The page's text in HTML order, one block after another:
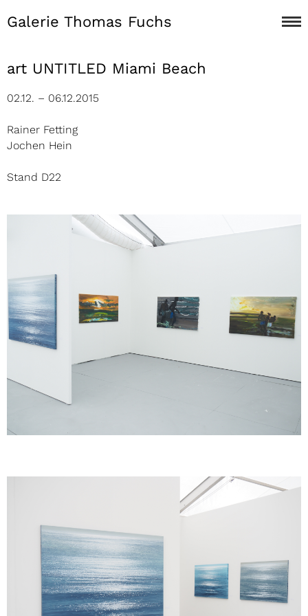
Galerie Thomas Fuchs
art UNTITLED Miami Beach
02.12. – 06.12.2015
Rainer Fetting
Jochen Hein
Stand D22